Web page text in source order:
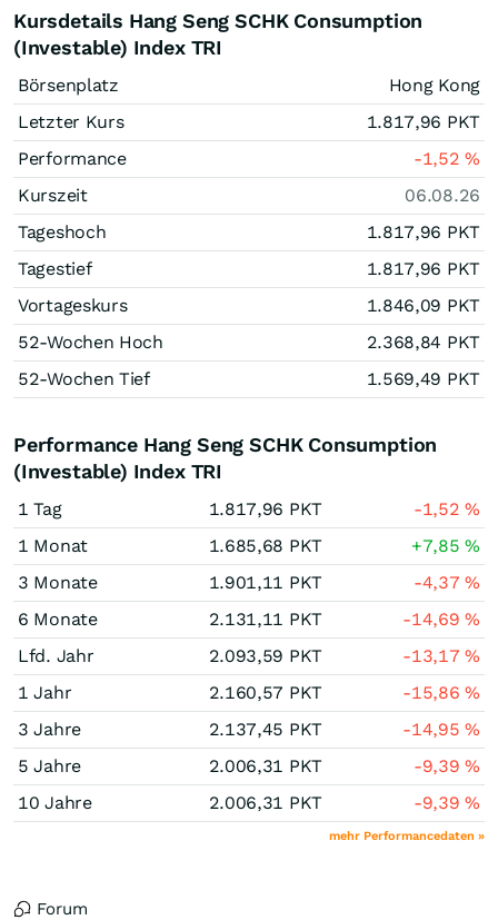
Kursdetails Hang Seng SCHK Consumption
(Investable) Index TRI
Börsenplatz
Hong Kong
Letzter Kurs
1.817,96 PKT
Performance
-1,52%
Kurszeit
06.08.26
Tageshoch
1.817,96 PKT
Tagestief
1.817,96 PKT
Vortageskurs
1.846,09 PKT
52-Wochen Hoch
2.368,84 PKT
52-Wochen Tief
1.569,49 PKT
Performance Hang Seng SCHK Consumption
(Investable) Index TRI
1 Tag 1.817,96 PKT -1,52%
1 Monat
1.685,68 PKT +7,85%
3 Monate
1.901,11 PKT -4,37%
6 Monate
2.131,11 PKT -14,69%
Lfd. Jahr
2.093,59 PKT -13,17%
1 Jahr
2.160,57 PKT -15,86%
3 Jahre
2.137,45 PKT -14,95%
5 Jahre
2.006,31 PKT -9,39%
10 Jahre
2.006,31 PKT -9,39%
mehr Performancedaten »
Forum